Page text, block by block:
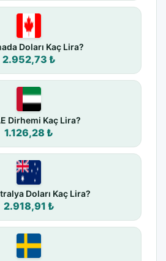
Doları Kaç Lira?
2.952,73 ₺
Dirhemi Kaç Lira?
1.126,28 ₺
Doları Kaç Lira?
2.918,91 ₺